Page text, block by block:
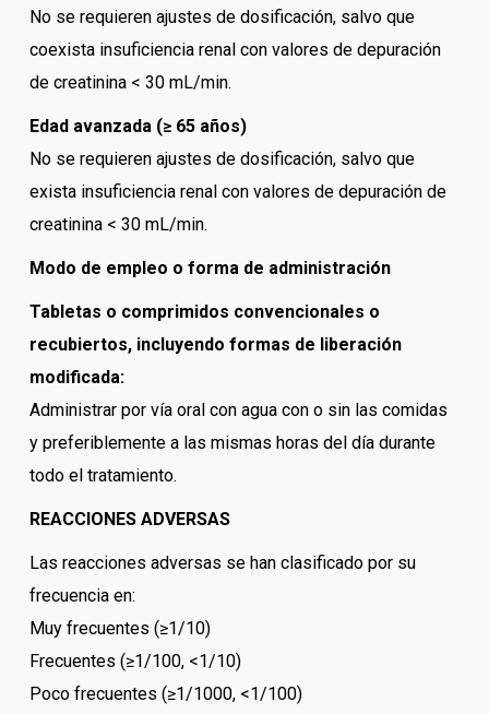
No se requieren ajustes de dosificación, salvo que
coexista insuficiencia renal con valores de depuración
de creatinina < 30 mL/min.
Edad avanzada (≥ 65 años)
No se requieren ajustes de dosificación, salvo que
exista insuficiencia renal con valores de depuración de
creatinina < 30 mL/min.
Modo de empleo o forma de administración
Tabletas o comprimidos convencionales o
recubiertos, incluyendo formas de liberación
modificada:
Administrar por vía oral con agua con o sin las comidas
y preferiblemente a las mismas horas del día durante
todo el tratamiento.
REACCIONES ADVERSAS
Las reacciones adversas se han clasificado por su
frecuencia en:
Muy frecuentes (≥1/10)
Frecuentes (≥1/100, <1/10)
Poco frecuentes (≥1/1000, <1/100)